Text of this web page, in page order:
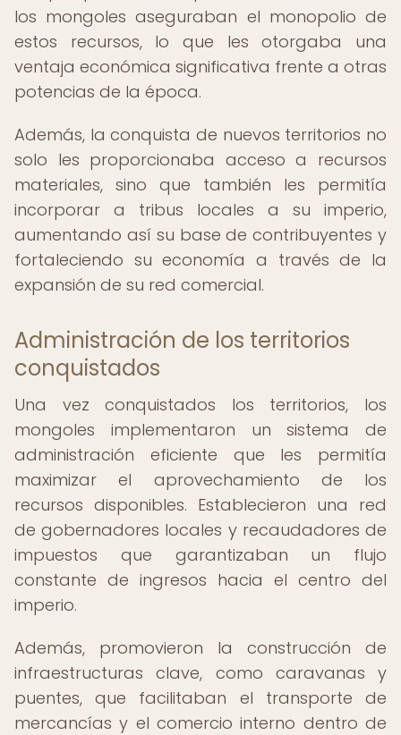
los mongoles aseguraban el monopolio de
estos recursos, lo que les otorgaba una
ventaja económica significativa frente a otras
potencias de la época.
Además, la conquista de nuevos territorios no
solo les proporcionaba acceso a recursos
materiales, sino que también les permitía
incorporar a tribus locales a su imperio,
aumentando así su base de contribuyentes y
fortaleciendo su economía a través de la
expansión de su red comercial.
Administración de los territorios
conquistados
Una vez conquistados los territorios, los
mongoles implementaron un sistema de
administración eficiente que les permitía
maximizar el aprovechamiento de los
recursos disponibles. Establecieron una red
de gobernadores locales y recaudadores de
impuestos que garantizaban un flujo
constante de ingresos hacia el centro del
imperio.
Además, promovieron la construcción de
infraestructuras clave, como caravanas y
puentes, que facilitaban el transporte de
mercancías y el comercio interno dentro de